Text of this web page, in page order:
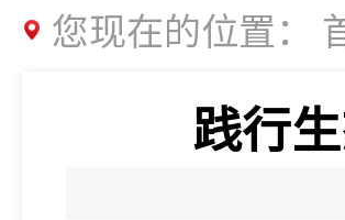
您现在的位置：
践行